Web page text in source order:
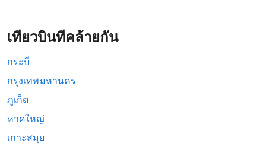
เที่ยวบินที่คล้ายกัน
กระบี่
กรุงเทพมหานคร
ภูเก็ต
หาดใหญ่
เกาะสมุย